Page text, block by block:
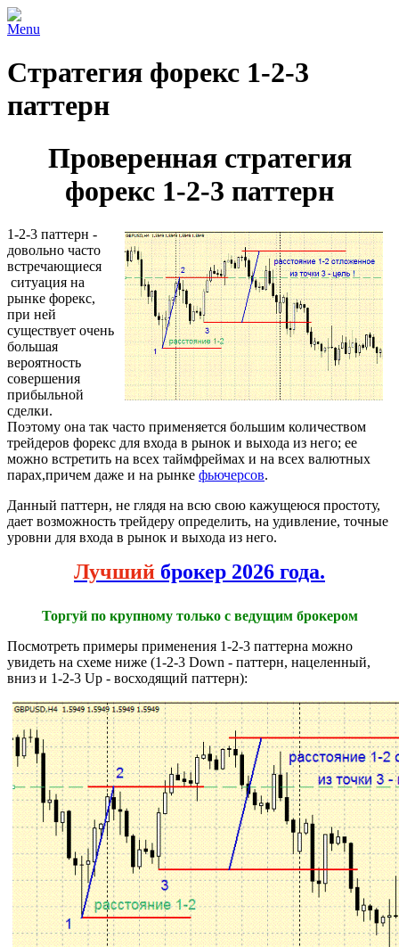
Menu
Стратегия форекс 1-2-3
паттерн
Проверенная стратегия
форекс 1-2-3 паттерн
1-2-3 паттерн -
довольно часто
встречающиеся
ситуация на
рынке форекс,
при ней
существует очень
большая
вероятность
совершения
прибыльной
сделки.
Поэтому она так часто применяется большим количеством
трейдеров форекс для входа в рынок и выхода из него; ее
можно встретить на всех таймфреймах и на всех валютных
парах,причем даже и на рынке фьючерсов.
Данный паттерн, не глядя на всю свою кажущеюся простоту,
дает возможность трейдеру определить, на удивление, точные
уровни для входа в рынок и выхода из него.
Лучший брокер 2026 года.
Торгуй по крупному только с ведущим брокером
Посмотреть примеры применения 1-2-3 паттерна можно
увидеть на схеме ниже (1-2-3 Down - паттерн, нацеленный,
вниз и 1-2-3 Up - восходящий паттерн):